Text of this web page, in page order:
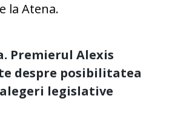
la Atena.
Premierul Alexis
despre posibilitatea
legislative